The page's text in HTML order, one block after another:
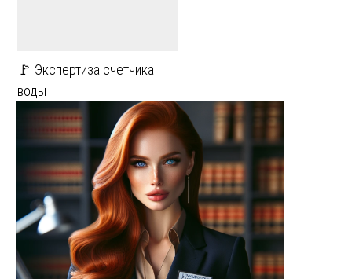
🚩 Экспертиза счетчика
воды